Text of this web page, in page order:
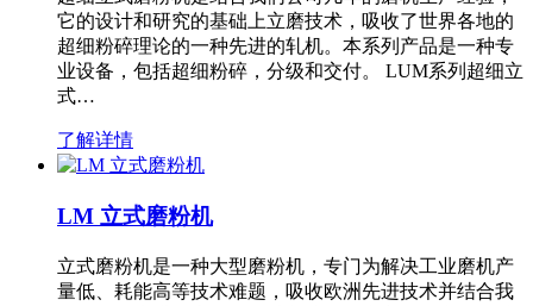
它的设计和研究的基础上立磨技术，吸收了世界各地的
超细粉碎理论的一种先进的轧机。本系列产品是一种专
业设备，包括超细粉碎，分级和交付。 LUM系列超细立
式…
了解详情
LM 立式磨粉机
立式磨粉机是一种大型磨粉机，专门为解决工业磨机产
量低、耗能高等技术难题，吸收欧洲先进技术并结合我